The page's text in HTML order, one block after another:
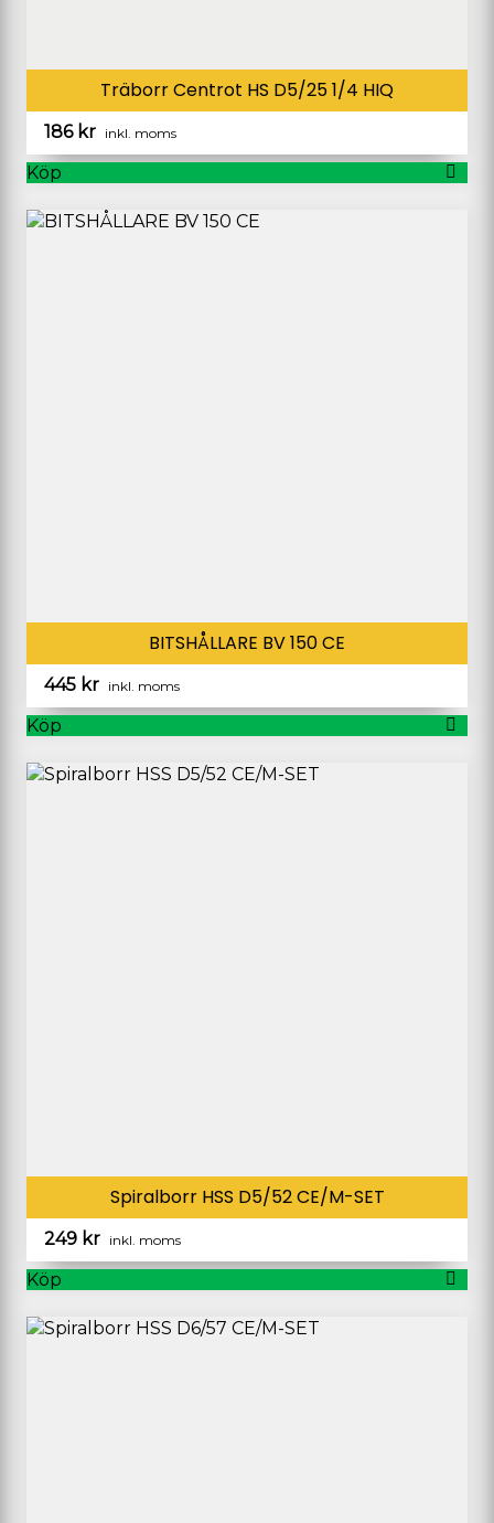
Träborr Centrot HS D5/25 1/4 HIQ
186 kr inkl. moms
Köp
BITSHÅLLARE BV 150 CE
445 kr inkl. moms
Köp
Spiralborr HSS D5/52 CE/M-SET
249 kr inkl. moms
Köp